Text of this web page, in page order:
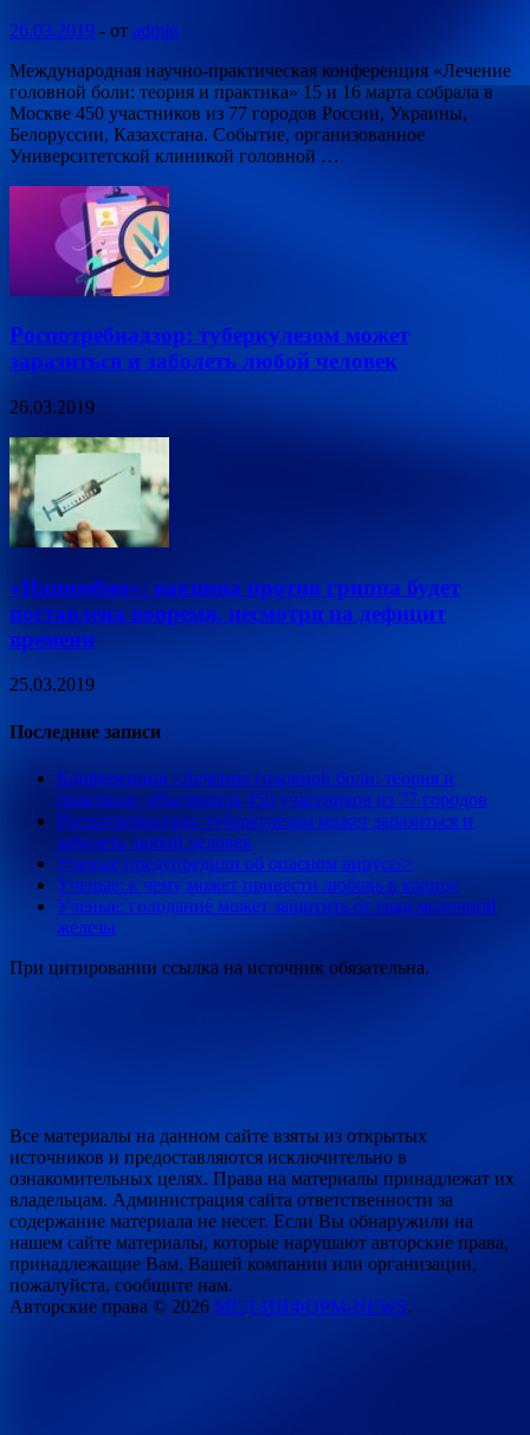
26.03.2019 - от admin
Международная научно-практическая конференция «Лечение
головной боли: теория и практика» 15 и 16 марта собрала в
Москве 450 участников из 77 городов России, Украины,
Белоруссии, Казахстана. Событие, организованное
Университетской клиникой головной …
Роспотребнадзор: туберкулезом может
заразиться и заболеть любой человек
26.03.2019
«Нацимбио»: вакцина против гриппа будет
поставлена вовремя, несмотря на дефицит
времени
25.03.2019
Последние записи
Конференция «Лечение головной боли: теория и
практика» объединила 450 участников из 77 городов
Роспотребнадзор: туберкулезом может заразиться и
заболеть любой человек
Ученые предупредили об опасном вирусе/>
Ученые: к чему может привести любовь к корице
Ученые: голодание может защитить от рака молочной
железы
При цитировании ссылка на источник обязательна.
Все материалы на данном сайте взяты из открытых
источников и предоставляются исключительно в
ознакомительных целях. Права на материалы принадлежат их
владельцам. Администрация сайта ответственности за
содержание материала не несет. Если Вы обнаружили на
нашем сайте материалы, которые нарушают авторские права,
принадлежащие Вам, Вашей компании или организации,
пожалуйста, сообщите нам.
Авторские права © 2026 МЕД-ИНФОРМ-NEWS.